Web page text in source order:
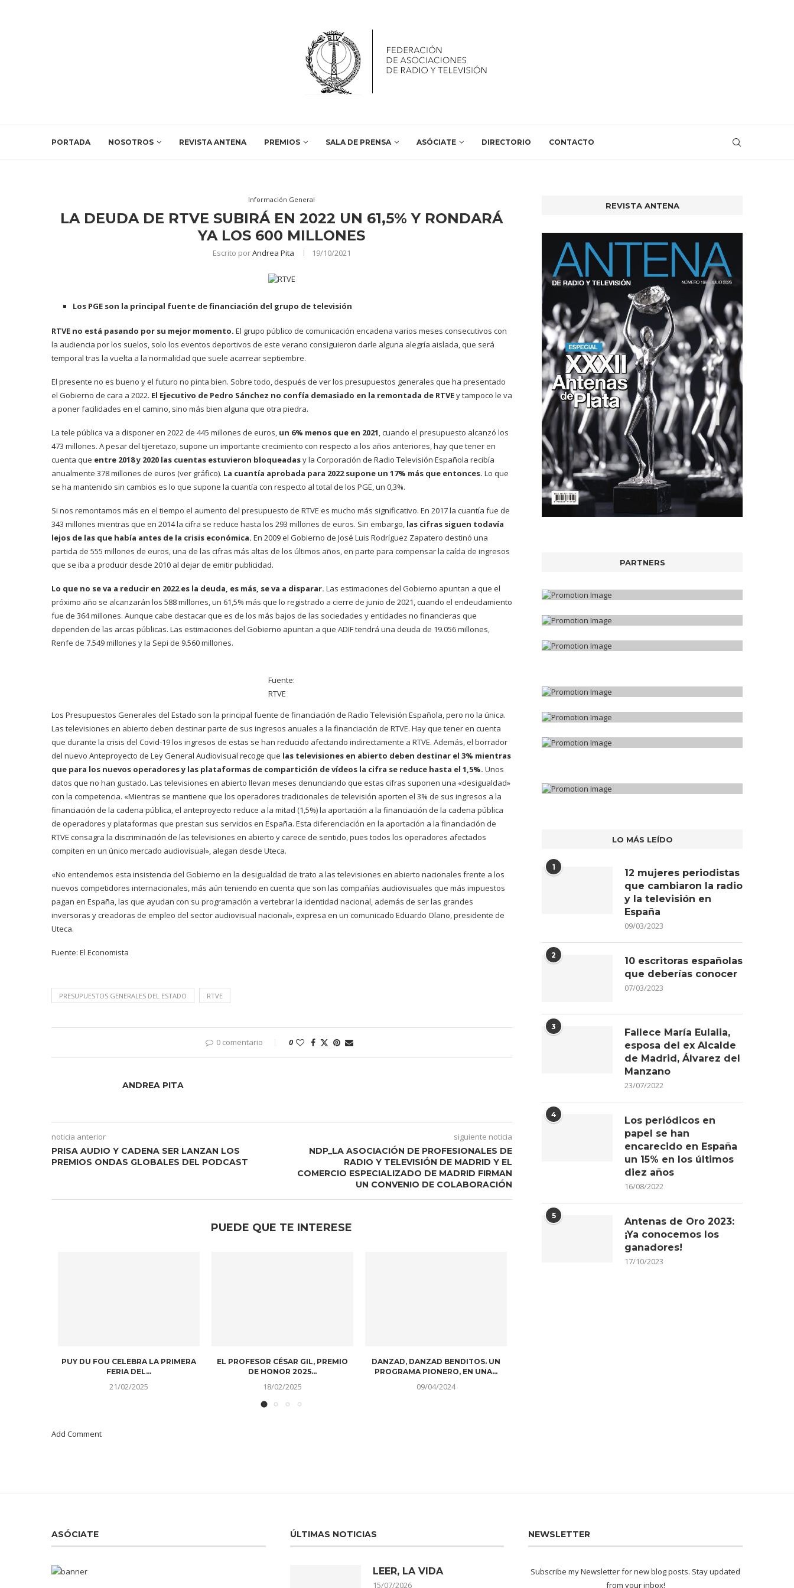
PORTADA NOSOTROS REVISTA ANTENA PREMIOS SALA DE PRENSA ASÓCIATE DIRECTORIO CONTACTO
Información General
LA DEUDA DE RTVE SUBIRÁ EN 2022 UN 61,5% Y RONDARÁ
YA LOS 600 MILLONES
Escrito porAndrea Pita 19/10/2021
Los PGE son la principal fuente de financiación del grupo de televisión
RTVE no está pasando por su mejor momento. El grupo público de comunicación encadena varios meses consecutivos con
la audiencia por los suelos, solo los eventos deportivos de este verano consiguieron darle alguna alegría aislada, que será
temporal tras la vuelta a la normalidad que suele acarrear septiembre.
El presente no es bueno y el futuro no pinta bien. Sobre todo, después de ver los presupuestos generales que ha presentado
el Gobierno de cara a 2022. El Ejecutivo de Pedro Sánchez no confía demasiado en la remontada de RTVEy tampoco le va
a poner facilidades en el camino, sino más bien alguna que otra piedra.
La tele pública va a disponer en 2022 de 445 millones de euros, un 6% menos que en 2021, cuando el presupuesto alcanzó los
473 millones. A pesar del tijeretazo, supone un importante crecimiento con respecto a los años anteriores, hay que tener en
cuenta que entre 2018 y 2020 las cuentas estuvieron bloqueadasy la Corporación de Radio Televisión Española recibía
anualmente 378 millones de euros (ver gráfico). La cuantía aprobada para 2022 supone un 17% más que entonces. Lo que
se ha mantenido sin cambios es lo que supone la cuantía con respecto al total de los PGE, un 0,3%.
Si nos remontamos más en el tiempo el aumento del presupuesto de RTVE es mucho más significativo. En 2017 la cuantía fue de
343 millones mientras que en 2014 la cifra se reduce hasta los 293 millones de euros. Sin embargo, las cifras siguen todavía
lejos de las que había antes de la crisis económica. En 2009 el Gobierno de José Luis Rodríguez Zapatero destinó una
partida de 555 millones de euros, una de las cifras más altas de los últimos años, en parte para compensar la caída de ingresos
que se iba a producir desde 2010 al dejar de emitir publicidad.
Lo que no se va a reducir en 2022 es la deuda, es más, se va a disparar. Las estimaciones del Gobierno apuntan a que el
próximo año se alcanzarán los 588 millones, un 61,5% más que lo registrado a cierre de junio de 2021, cuando el endeudamiento
fue de 364 millones. Aunque cabe destacar que es de los más bajos de las sociedades y entidades no financieras que
dependen de las arcas públicas. Las estimaciones del Gobierno apuntan a que ADIF tendrá una deuda de 19.056 millones,
Renfe de 7.549 millones y la Sepi de 9.560 millones.
Fuente:
RTVE
Los Presupuestos Generales del Estado son la principal fuente de financiación de Radio Televisión Española, pero no la única.
Las televisiones en abierto deben destinar parte de sus ingresos anuales a la financiación de RTVE. Hay que tener en cuenta
que durante la crisis del Covid-19 los ingresos de estas se han reducido afectando indirectamente a RTVE. Además, el borrador
del nuevo Anteproyecto de Ley General Audiovisual recoge que las televisiones en abierto deben destinar el 3% mientras
que para los nuevos operadores y las plataformas de compartición de vídeos la cifra se reduce hasta el 1,5%. Unos
datos que no han gustado. Las televisiones en abierto llevan meses denunciando que estas cifras suponen una «desigualdad»
con la competencia. «Mientras se mantiene que los operadores tradicionales de televisión aporten el 3% de sus ingresos a la
financiación de la cadena pública, el anteproyecto reduce a la mitad (1,5%) la aportación a la financiación de la cadena pública
de operadores y plataformas que prestan sus servicios en España. Esta diferenciación en la aportación a la financiación de
RTVE consagra la discriminación de las televisiones en abierto y carece de sentido, pues todos los operadores afectados
compiten en un único mercado audiovisual», alegan desde Uteca.
«No entendemos esta insistencia del Gobierno en la desigualdad de trato a las televisiones en abierto nacionales frente a los
nuevos competidores internacionales, más aún teniendo en cuenta que son las compañías audiovisuales que más impuestos
pagan en España, las que ayudan con su programación a vertebrar la identidad nacional, además de ser las grandes
inversoras y creadoras de empleo del sector audiovisual nacional», expresa en un comunicado Eduardo Olano, presidente de
Uteca.
Fuente: El Economista
PRESUPUESTOS GENERALES DEL ESTADO RTVE
0 comentario 0
ANDREA PITA
noticia anterior
PRISA AUDIO Y CADENA SER LANZAN LOS
PREMIOS ONDAS GLOBALES DEL PODCAST
siguiente noticia
NDP_LA ASOCIACIÓN DE PROFESIONALES DE
RADIO Y TELEVISIÓN DE MADRID Y EL
COMERCIO ESPECIALIZADO DE MADRID FIRMAN
UN CONVENIO DE COLABORACIÓN
PUEDE QUE TE INTERESE
CONTINÚAN LAS LABORES DE
RESCATE EN MARRUECOS DONDE...
11/09/2023
PEDRO SÁNCHEZ DA POSITIVO EN
COVID Y NO...
08/09/2023
¡VUELVE THE ROBOT MUSEUM A
MADRID!
27/01/2023
Add Comment
REVISTA ANTENA
PARTNERS
LO MÁS LEÍDO
1
12 mujeres periodistas
que cambiaron la radio
y la televisión en
España
09/03/2023
2
10 escritoras españolas
que deberías conocer
07/03/2023
3
Fallece María Eulalia,
esposa del ex Alcalde
de Madrid, Álvarez del
Manzano
23/07/2022
4
Los periódicos en
papel se han
encarecido en España
un 15% en los últimos
diez años
16/08/2022
5
Antenas de Oro 2023:
¡Ya conocemos los
ganadores!
17/10/2023
ASÓCIATE ÚLTIMAS NOTICIAS
LEER, LA VIDA
15/07/2026
NEWSLETTER
Subscribe my Newsletter for new blog posts. Stay updated
from your inbox!